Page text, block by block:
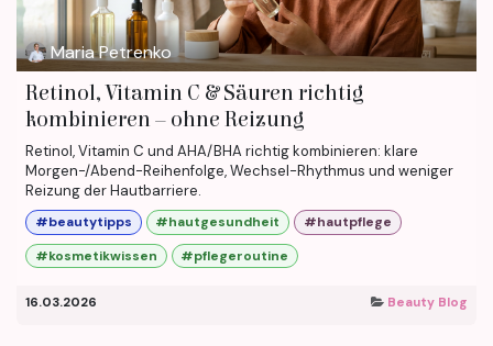
Maria Petrenko
Retinol, Vitamin C & Säuren richtig
kombinieren – ohne Reizung
Retinol, Vitamin C und AHA/BHA richtig kombinieren: klare
Morgen-/Abend-Reihenfolge, Wechsel-Rhythmus und weniger
Reizung der Hautbarriere.
#beautytipps #hautgesundheit
#hautpflege
#kosmetikwissen
#pflegeroutine
16.03.2026 Beauty Blog